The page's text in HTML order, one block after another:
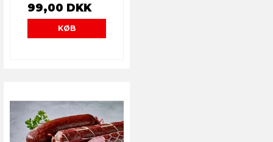
99,00 DKK
KØB